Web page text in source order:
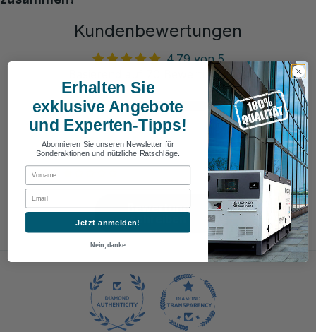
Kundenbewertungen
4.79 von 5
Basierend auf 70 Bewertungen
59
8
2
1
0
Bewertung
schreiben
Erhalten Sie
exklusive Angebote
und Experten-Tipps!
Abonnieren Sie unseren Newsletter für
Sonderaktionen und nützliche Ratschläge.
First Name
Email
Jetzt anmelden!
Nein, danke